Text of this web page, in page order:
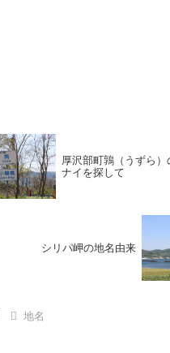
厚沢部町鶉（うずら）
ナイを探して
シリパ岬の地名由来
地名